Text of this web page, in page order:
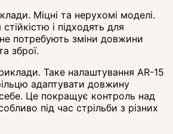
Міцні та нерухомі моделі.
стійкістю і підходять для
не потребують зміни довжини
зброї.
Таке налаштування AR-15
адаптувати довжину
Це покращує контроль над
під час стрільби з різних